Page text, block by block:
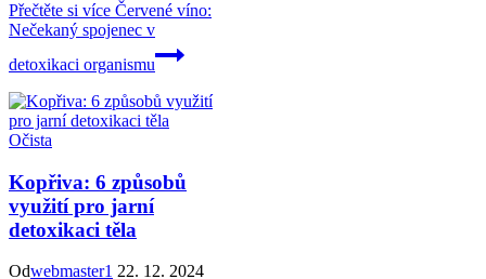
Přečtěte si více Červené víno:
Nečekaný spojenec v
detoxikaci organismu
Očista
Kopřiva: 6 způsobů
využití pro jarní
detoxikaci těla
Odwebmaster1 22. 12. 2024